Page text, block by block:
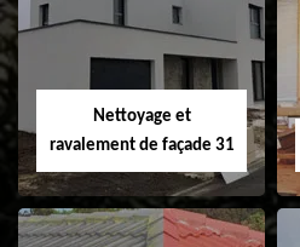
changement de
fenêtre de toit et
Velux 31
Nettoyage et
ravalement de façade 31